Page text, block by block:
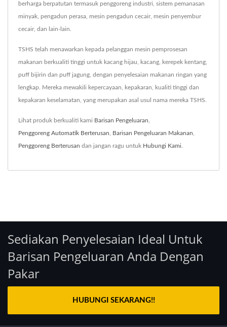
berharga berpatutan termasuk penggoreng industri, sistem pemanasan
minyak, pengadun perasa, mesin pengadun cecair, mesin penyembur
cecair, dan lain-lain.
TSHS telah menawarkan kepada pelanggan mesin pemprosesan
makanan berkualiti tinggi untuk kacang hijau, kacang, kerepek kentang,
puff bijirin dan puff jagung, dengan penyelesaian makanan ringan yang
lengkap. Mereka mewakili kepercayaan, kepakaran, kualiti tinggi dan
kepakaran keselamatan, yang merupakan asal usul nama mereka TSHS.
Lihat produk berkualiti kami Barisan Pengeluaran
Penggoreng Automatik Berterusan Barisan Pengeluaran Makanan
Penggoreng Berterusan dan jangan ragu untuk Hubungi Kami
Sediakan Penyelesaian Ideal Untuk
Barisan Pengeluaran Anda Dengan
Pakar
HUBUNGI SEKARANG!!